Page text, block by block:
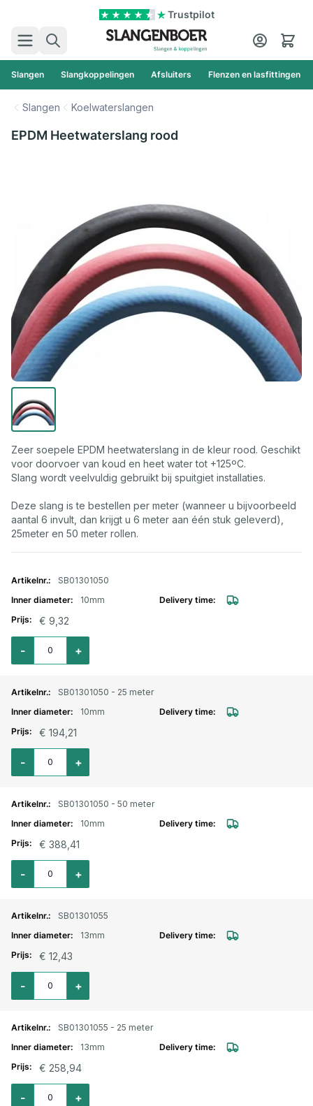
Trustpilot
Zoek
Cart
Slangen Slangkoppelingen Afsluiters Flenzen en lasfittingen
Slangen Koelwaterslangen
EPDM Heetwaterslang rood
Zeer soepele EPDM heetwaterslang in de kleur rood. Geschikt
voor doorvoer van koud en heet water tot +125ºC.
Slang wordt veelvuldig gebruikt bij spuitgiet installaties.
Deze slang is te bestellen per meter (wanneer u bijvoorbeeld
aantal 6 invult, dan krijgt u 6 meter aan één stuk geleverd),
25meter en 50 meter rollen.
SB01301050
10mm
€ 9,32
Aantal voor EPDM heetwaterslang rood 10mm
+
-
SB01301050 - 25 meter
10mm
€ 194,21
Aantal voor EPDM heetwaterslang rood 10mm / 25 meter
+
-
SB01301050 - 50 meter
10mm
€ 388,41
Aantal voor EPDM heetwaterslang rood 10mm / 50 meter
+
-
SB01301055
13mm
€ 12,43
Aantal voor EPDM heetwaterslang rood 13mm
+
-
SB01301055 - 25 meter
13mm
€ 258,94
Aantal voor EPDM heetwaterslang rood 13mm / 25 meter
+
-